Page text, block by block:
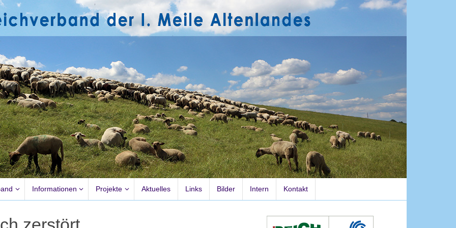
Informationen Projekte Aktuelles Links Bilder Intern Kontakt